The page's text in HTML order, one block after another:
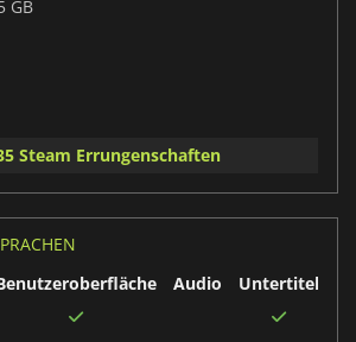
GB
Steam Errungenschaften
Audio
Untertitel